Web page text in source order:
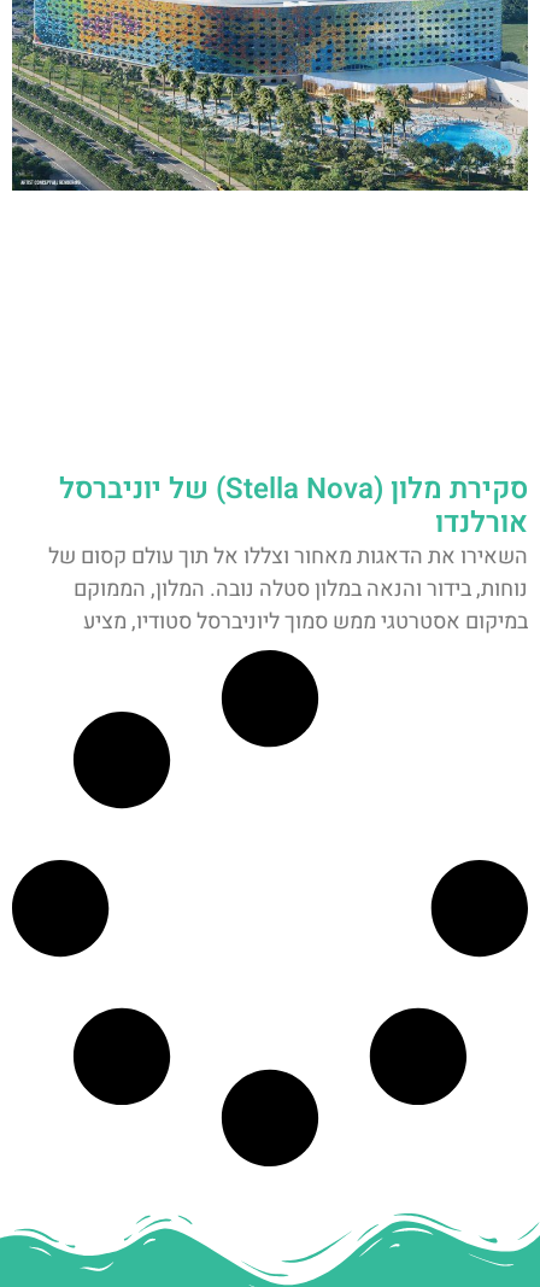
סקירת מלון (Stella Nova) של יוניברסל
אורלנדו
השאירו את הדאגות מאחור וצללו אל תוך עולם קסום של
נוחות, בידור והנאה במלון סטלה נובה. המלון, הממוקם
במיקום אסטרטגי ממש סמוך ליוניברסל סטודיו, מציע